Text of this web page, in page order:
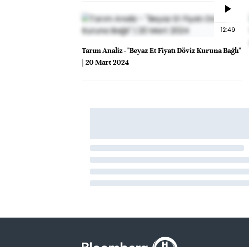
12:49
Tarım Analiz - "Beyaz Et Fiyatı Döviz Kuruna Bağlı"
| 20 Mart 2024